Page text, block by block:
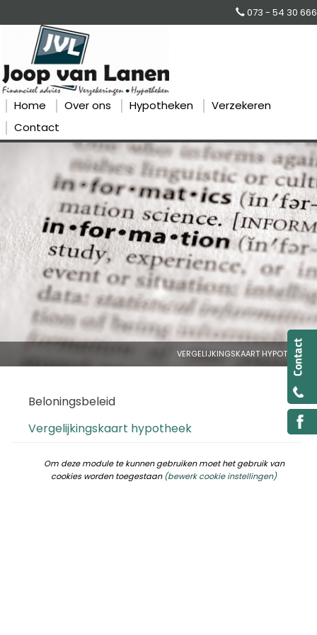
073 - 54 30 666
Home Over ons Hypotheken
Verzekeren
Contact
VERGELIJKINGSKAART HYPOTHEEK
Beloningsbeleid
Vergelijkingskaart hypotheek
Om deze module te kunnen gebruiken moet het gebruik van
cookies worden toegestaan (bewerk cookie instellingen)